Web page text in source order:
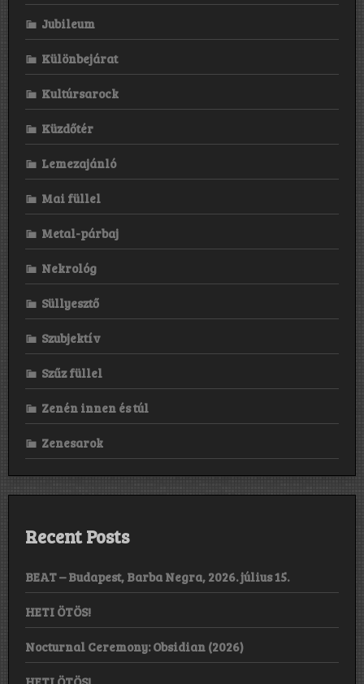
Jubileum
Különbejárat
Kultúrsarock
Küzdőtér
Lemezajánló
Mai füllel
Metal-párbaj
Nekrológ
Süllyesztő
Szubjektív
Szűz füllel
Zenén innen és túl
Zenesarok
Recent Posts
BEAT – Budapest, Barba Negra, 2026. július 15.
HETI ÖTÖS!
Nocturnal Ceremony: Obsidian (2026)